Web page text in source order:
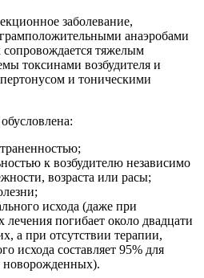
заболевание,
анаэробами
тяжелым
токсинами возбудителя и
и тоническими
к возбудителю независимо
возраста или расы;
исхода (даже при
погибает около двадцати
а при отсутствии терапии,
исхода составляет 95% для
новорожденных).